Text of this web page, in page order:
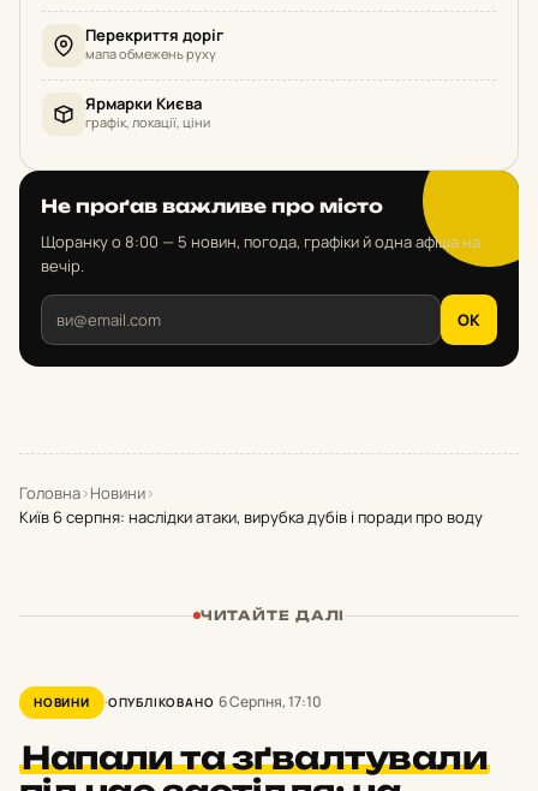
Перекриття доріг
мапа обмежень руху
Ярмарки Києва
графік, локації, ціни
Не проґав важливе про місто
Щоранку о 8:00 — 5 новин, погода, графіки й одна афіша на
вечір.
OK
Головна›Новини›
Київ 6 серпня: наслідки атаки, вирубка дубів і поради про воду
ЧИТАЙТЕ ДАЛІ
НОВИНИ ОПУБЛІКОВАНО 6 Серпня, 17:10
Напали та зґвалтували